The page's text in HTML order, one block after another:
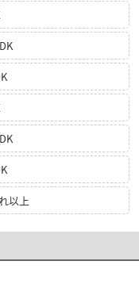
以上